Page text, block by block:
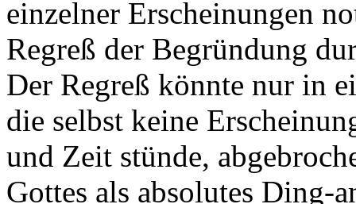
einzelner Erscheinungen
Regreß der Begründung
Der Regreß könnte nur in
die selbst keine
und Zeit stünde,
Gottes als absolutes Ding-